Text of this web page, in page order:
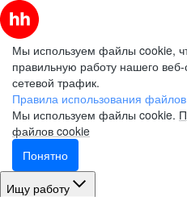
Мы используем файлы cookie,
правильную работу нашего
сетевой трафик.
Правила использования
Мы используем файлы cookie.
файлов cookie
Понятно
Ищу работу